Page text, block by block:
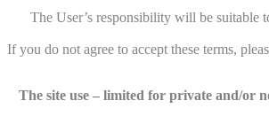
The User’s responsibility will be suitable
If you do not agree to accept these terms,
The site use – limited for private and/or